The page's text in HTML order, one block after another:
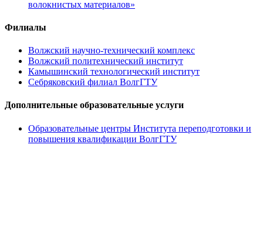
волокнистых материалов»
Филиалы
Волжский научно-технический комплекс
Волжский политехнический институт
Камышинский технологический институт
Себряковский филиал ВолгГТУ
Дополнительные образовательные услуги
Образовательные центры Института переподготовки и
повышения квалификации ВолгГТУ